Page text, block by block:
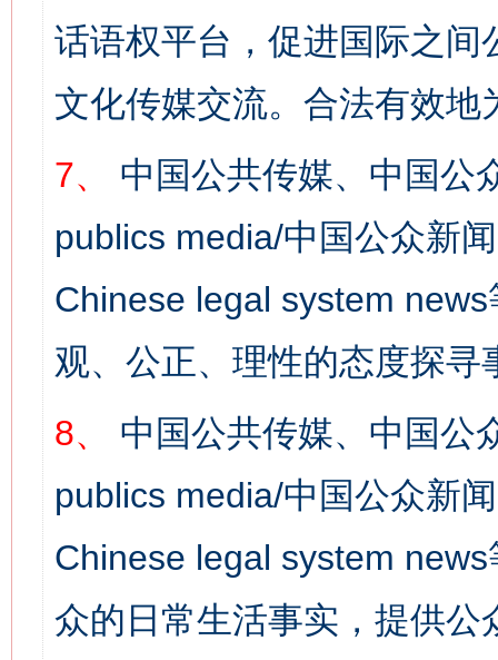
话语权平台，促进国际之
文化传媒交流。合法有效地
7、
中国公共传媒、中国公
publics media/中国公众新
Chinese legal system
观、公正、理性的态度探寻
8、
中国公共传媒、中国公
publics media/中国公众新
Chinese legal system
众的日常生活事实，提供